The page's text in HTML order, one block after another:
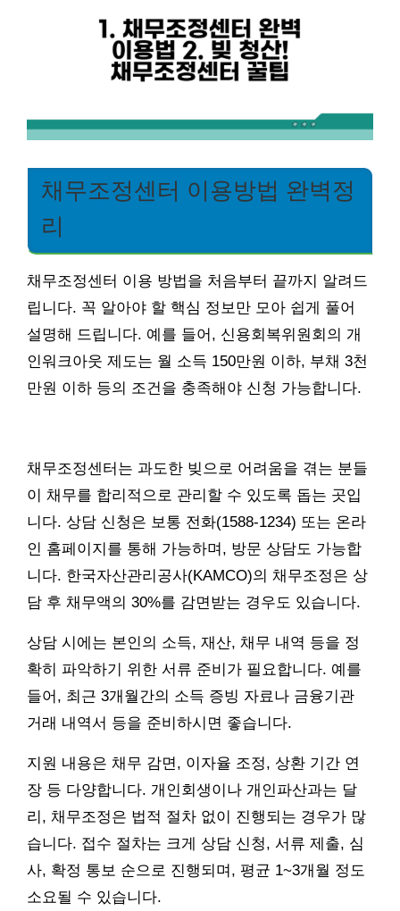
채무조정센터 이용방법 완벽정
리
채무조정센터 이용 방법을 처음부터 끝까지 알려드
립니다. 꼭 알아야 할 핵심 정보만 모아 쉽게 풀어
설명해 드립니다. 예를 들어, 신용회복위원회의 개
인워크아웃 제도는 월 소득 150만원 이하, 부채 3천
만원 이하 등의 조건을 충족해야 신청 가능합니다.
채무조정센터는 과도한 빚으로 어려움을 겪는 분들
이 채무를 합리적으로 관리할 수 있도록 돕는 곳입
니다. 상담 신청은 보통 전화(1588-1234) 또는 온라
인 홈페이지를 통해 가능하며, 방문 상담도 가능합
니다. 한국자산관리공사(KAMCO)의 채무조정은 상
담 후 채무액의 30%를 감면받는 경우도 있습니다.
상담 시에는 본인의 소득, 재산, 채무 내역 등을 정
확히 파악하기 위한 서류 준비가 필요합니다. 예를
들어, 최근 3개월간의 소득 증빙 자료나 금융기관
거래 내역서 등을 준비하시면 좋습니다.
지원 내용은 채무 감면, 이자율 조정, 상환 기간 연
장 등 다양합니다. 개인회생이나 개인파산과는 달
리, 채무조정은 법적 절차 없이 진행되는 경우가 많
습니다. 접수 절차는 크게 상담 신청, 서류 제출, 심
사, 확정 통보 순으로 진행되며, 평균 1~3개월 정도
소요될 수 있습니다.